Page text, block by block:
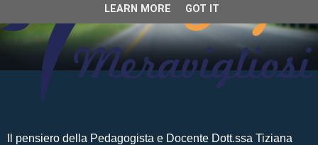
Il pensiero della Pedagogista e Docente Dott.ssa Tiziana
LEARN MORE GOT IT